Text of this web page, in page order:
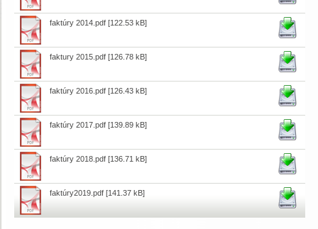
faktúry 2014.pdf [122.53 kB]
faktury 2015.pdf [126.78 kB]
faktúry 2016.pdf [126.43 kB]
faktúry 2017.pdf [139.89 kB]
faktúry 2018.pdf [136.71 kB]
faktúry2019.pdf [141.37 kB]